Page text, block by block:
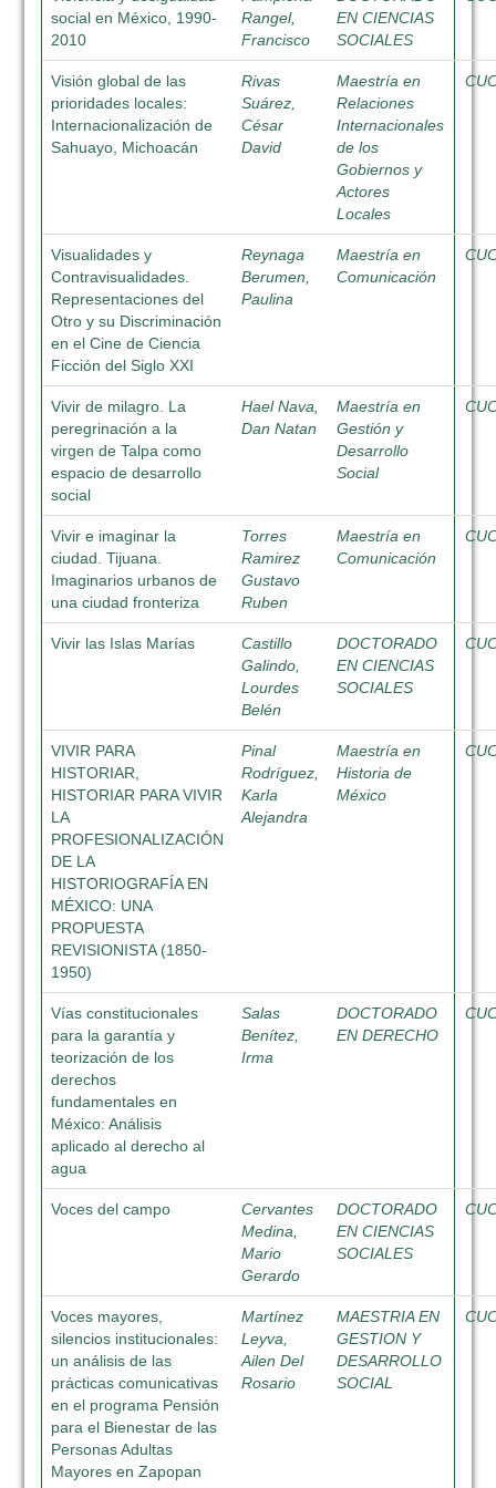
social en México, 1990-
2010
Rangel,
Francisco
EN CIENCIAS
SOCIALES
Visión global de las
prioridades locales:
Internacionalización de
Sahuayo, Michoacán
Rivas
Suárez,
César
David
Maestría en
Relaciones
Internacionales
de los
Gobiernos y
Actores
Locales
Visualidades y
Contravisualidades.
Representaciones del
Otro y su Discriminación
en el Cine de Ciencia
Ficción del Siglo XXI
Reynaga
Berumen,
Paulina
Maestría en
Comunicación
Vivir de milagro. La
peregrinación a la
virgen de Talpa como
espacio de desarrollo
social
Hael Nava,
Dan Natan
Maestría en
Gestión y
Desarrollo
Social
Vivir e imaginar la
ciudad. Tijuana.
Imaginarios urbanos de
una ciudad fronteriza
Torres
Ramirez
Gustavo
Ruben
Maestría en
Comunicación
Vivir las Islas Marías
Castillo
Galindo,
Lourdes
Belén
DOCTORADO
EN CIENCIAS
SOCIALES
VIVIR PARA
HISTORIAR,
HISTORIAR PARA VIVIR
LA
PROFESIONALIZACIÓN
DE LA
HISTORIOGRAFÍA EN
MÉXICO: UNA
PROPUESTA
REVISIONISTA (1850-
1950)
Pinal
Rodríguez,
Karla
Alejandra
Maestría en
Historia de
México
Vías constitucionales
para la garantía y
teorización de los
derechos
fundamentales en
México: Análisis
aplicado al derecho al
agua
Salas
Benítez,
Irma
DOCTORADO
EN DERECHO
Voces del campo
Cervantes
Medina,
Mario
Gerardo
DOCTORADO
EN CIENCIAS
SOCIALES
Voces mayores,
silencios institucionales:
un análisis de las
prácticas comunicativas
en el programa Pensión
para el Bienestar de las
Personas Adultas
Mayores en Zapopan
Martínez
Leyva,
Ailen Del
Rosario
MAESTRIA EN
GESTION Y
DESARROLLO
SOCIAL